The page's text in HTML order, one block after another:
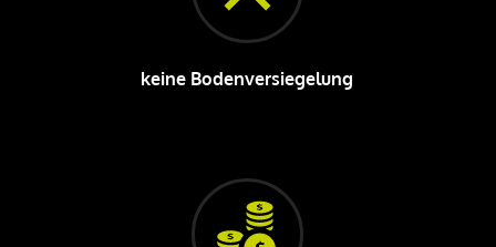
keine Bodenversiegelung